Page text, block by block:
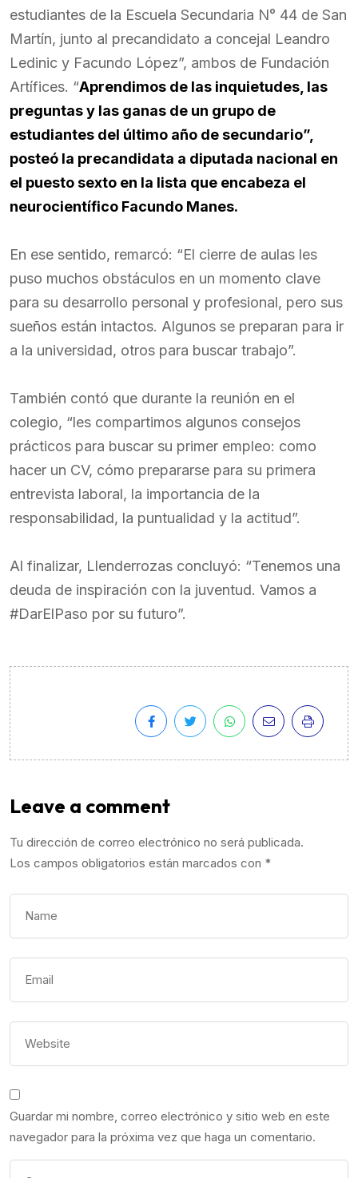
estudiantes de la Escuela Secundaria N° 44 de San
Martín, junto al precandidato a concejal Leandro
Ledinic y Facundo López”, ambos de Fundación
Artífices. “Aprendimos de las inquietudes, las
preguntas y las ganas de un grupo de
estudiantes del último año de secundario”,
posteó la precandidata a diputada nacional en
el puesto sexto en la lista que encabeza el
neurocientífico Facundo Manes.
En ese sentido, remarcó: “El cierre de aulas les
puso muchos obstáculos en un momento clave
para su desarrollo personal y profesional, pero sus
sueños están intactos. Algunos se preparan para ir
a la universidad, otros para buscar trabajo”.
También contó que durante la reunión en el
colegio, “les compartimos algunos consejos
prácticos para buscar su primer empleo: como
hacer un CV, cómo prepararse para su primera
entrevista laboral, la importancia de la
responsabilidad, la puntualidad y la actitud”.
Al finalizar, Llenderrozas concluyó: “Tenemos una
deuda de inspiración con la juventud. Vamos a
#DarElPaso por su futuro”.
Leave a comment
Tu dirección de correo electrónico no será publicada.
Los campos obligatorios están marcados con *
Guardar mi nombre, correo electrónico y sitio web en este
navegador para la próxima vez que haga un comentario.